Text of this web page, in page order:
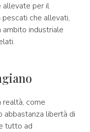
allevate per il
pescati che allevati,
ambito industriale
realtà, come
abbastanza libertà di
tutto ad